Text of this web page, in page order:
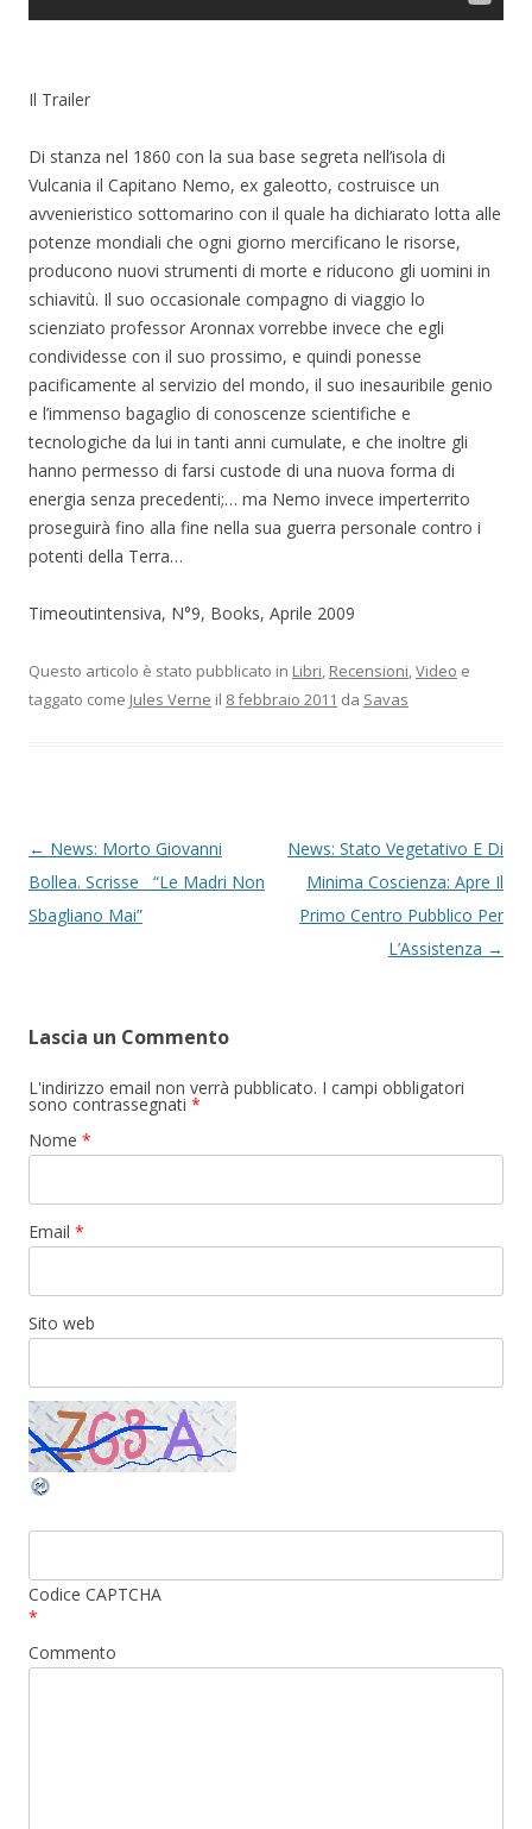
Il Trailer
Di stanza nel 1860 con la sua base segreta nell’isola di
Vulcania il Capitano Nemo, ex galeotto, costruisce un
avvenieristico sottomarino con il quale ha dichiarato lotta alle
potenze mondiali che ogni giorno mercificano le risorse,
producono nuovi strumenti di morte e riducono gli uomini in
schiavitù. Il suo occasionale compagno di viaggio lo
scienziato professor Aronnax vorrebbe invece che egli
condividesse con il suo prossimo, e quindi ponesse
pacificamente al servizio del mondo, il suo inesauribile genio
e l’immenso bagaglio di conoscenze scientifiche e
tecnologiche da lui in tanti anni cumulate, e che inoltre gli
hanno permesso di farsi custode di una nuova forma di
energia senza precedenti;… ma Nemo invece imperterrito
proseguirà fino alla fine nella sua guerra personale contro i
potenti della Terra…
Timeoutintensiva, N°9, Books, Aprile 2009
Questo articolo è stato pubblicato in Libri, Recensioni,Video e
taggato come Jules Verne il 8 febbraio 2011 da Savas
Navigazione articolo
← News: Morto Giovanni
Bollea. Scrisse “Le Madri Non
Sbagliano Mai”
News: Stato Vegetativo E Di
Minima Coscienza: Apre Il
Primo Centro Pubblico Per
L’Assistenza →
Lascia un Commento
L'indirizzo email non verrà pubblicato. I campi obbligatori
sono contrassegnati *
Nome *
Email *
Sito web
Codice CAPTCHA
*
Commento